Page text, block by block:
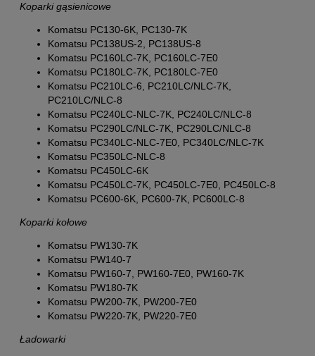
Koparki gąsienicowe
Komatsu PC130-6K, PC130-7K
Komatsu PC138US-2, PC138US-8
Komatsu PC160LC-7K, PC160LC-7E0
Komatsu PC180LC-7K, PC180LC-7E0
Komatsu PC210LC-6, PC210LC/NLC-7K,
PC210LC/NLC-8
Komatsu PC240LC-NLC-7K, PC240LC/NLC-8
Komatsu PC290LC/NLC-7K, PC290LC/NLC-8
Komatsu PC340LC-NLC-7E0, PC340LC/NLC-7K
Komatsu PC350LC-NLC-8
Komatsu PC450LC-6K
Komatsu PC450LC-7K, PC450LC-7E0, PC450LC-8
Komatsu PC600-6K, PC600-7K, PC600LC-8
Koparki kołowe
Komatsu PW130-7K
Komatsu PW140-7
Komatsu PW160-7, PW160-7E0, PW160-7K
Komatsu PW180-7K
Komatsu PW200-7K, PW200-7E0
Komatsu PW220-7K, PW220-7E0
Ładowarki